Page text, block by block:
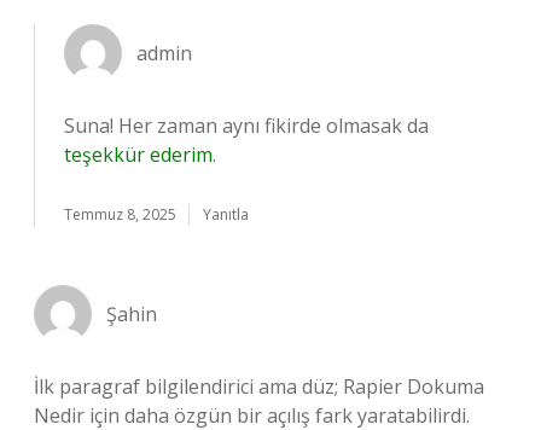
admin
Suna! Her zaman aynı fikirde olmasak da
teşekkür ederim.
Temmuz 8, 2025 Yanıtla
Şahin
İlk paragraf bilgilendirici ama düz; Rapier Dokuma
Nedir için daha özgün bir açılış fark yaratabilirdi.